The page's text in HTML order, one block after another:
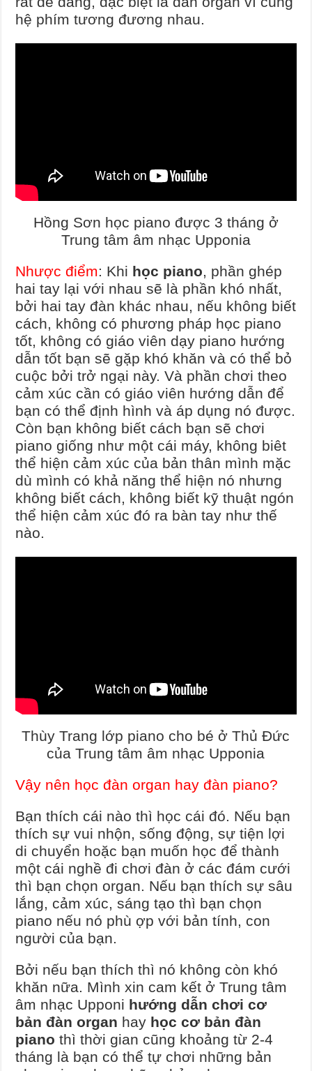
hệ phím tương đương nhau.
Hồng Sơn học piano được 3 tháng ở
Trung tâm âm nhạc Upponia
Nhược điểm: Khi học piano, phần ghép
hai tay lại với nhau sẽ là phần khó nhất,
bởi hai tay đàn khác nhau, nếu không biết
cách, không có phương pháp học piano
tốt, không có giáo viên dạy piano hướng
dẫn tốt bạn sẽ gặp khó khăn và có thể bỏ
cuộc bởi trở ngại này. Và phần chơi theo
cảm xúc cần có giáo viên hướng dẫn để
bạn có thể định hình và áp dụng nó được.
Còn bạn không biết cách bạn sẽ chơi
piano giống như một cái máy, không biêt
thể hiện cảm xúc của bản thân mình mặc
dù mình có khả năng thể hiện nó nhưng
không biết cách, không biết kỹ thuật ngón
thể hiện cảm xúc đó ra bàn tay như thế
nào.
Thùy Trang lớp piano cho bé ở Thủ Đức
của Trung tâm âm nhạc Upponia
Vậy nên học đàn organ hay đàn piano?
Bạn thích cái nào thì học cái đó. Nếu bạn
thích sự vui nhộn, sống động, sự tiện lợi
di chuyển hoặc bạn muốn học để thành
một cái nghề đi chơi đàn ở các đám cưới
thì bạn chọn organ. Nếu bạn thích sự sâu
lắng, cảm xúc, sáng tạo thì bạn chọn
piano nếu nó phù ợp với bản tính, con
người của bạn.
Bởi nếu bạn thích thì nó không còn khó
khăn nữa. Mình xin cam kết ở Trung tâm
âm nhạc Upponi hướng dẫn chơi cơ
bản đàn organ hay học cơ bản đàn
piano thì thời gian cũng khoảng từ 2-4
tháng là bạn có thể tự chơi những bản